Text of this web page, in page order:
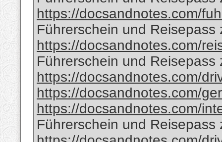
https://docsandnotes.com/
Führerschein und
https://docsandnotes.com/
Führerschein und
https://docsandnotes.com/
https://docsandnotes.com/
https://docsandnotes.com/
Führerschein und